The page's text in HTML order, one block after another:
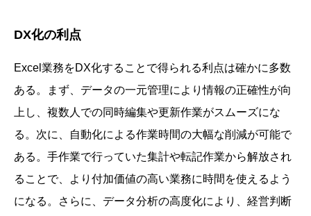
DX化の利点
Excel業務をDX化することで得られる利点は確かに多数
ある。まず、データの一元管理により情報の正確性が向
上し、複数人での同時編集や更新作業がスムーズにな
る。次に、自動化による作業時間の大幅な削減が可能で
ある。手作業で行っていた集計や転記作業から解放され
ることで、より付加価値の高い業務に時間を使えるよう
になる。さらに、データ分析の高度化により、経営判断